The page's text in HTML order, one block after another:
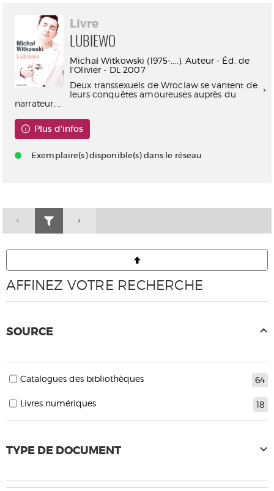
Livre
LUBIEWO
Michał Witkowski (1975-....). Auteur - Éd. de
l'Olivier - DL 2007
Deux transsexuels de Wroclaw se vantent de
leurs conquêtes amoureuses auprès du
narrateur,...
Plus d'infos
Exemplaire(s) disponible(s) dans le réseau
AFFINEZ VOTRE RECHERCHE
SOURCE
64
Catalogues des bibliothèques
18
Livres numériques
TYPE DE DOCUMENT